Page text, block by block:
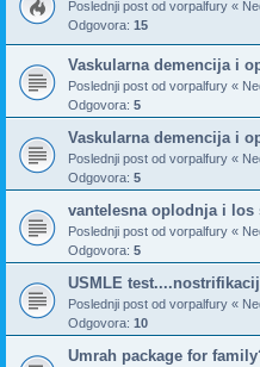
Poslednji post od vorpalfury «
Odgovora: 15
Vaskularna demencija i
Poslednji post od vorpalfury «
Odgovora: 5
Vaskularna demencija i
Poslednji post od vorpalfury «
Odgovora: 5
vantelesna oplodnja i los
Poslednji post od vorpalfury «
Odgovora: 5
USMLE
Poslednji post od vorpalfury «
Odgovora: 10
Umrah package for